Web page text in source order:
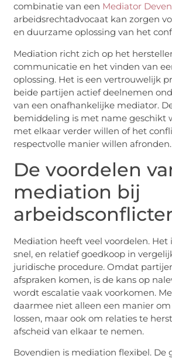
combinatie van een Mediator
arbeidsrechtadvocaat kan zorgen
en duurzame oplossing van het
Mediation richt zich op het
communicatie en het vinden van
oplossing. Het is een vertrouwelijk
beide partijen actief deelnemen
van een onafhankelijke mediator.
bemiddeling is met name geschikt
met elkaar verder willen of het
respectvolle manier willen afronden.
De voordelen
mediation bij
Mediation heeft veel voordelen. Het
snel, en relatief goedkoop in
juridische procedure. Omdat
afspraken komen, is de kans op
wordt escalatie vaak voorkomen.
daarmee niet alleen een manier
lossen, maar ook om relaties te
afscheid van elkaar te nemen.
Bovendien is mediation flexibel. De